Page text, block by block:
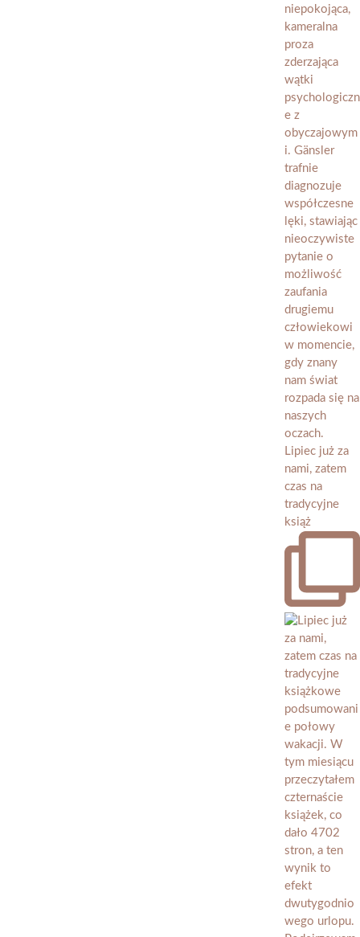
Lipiec już za
nami, zatem
czas na
tradycyjne
książ